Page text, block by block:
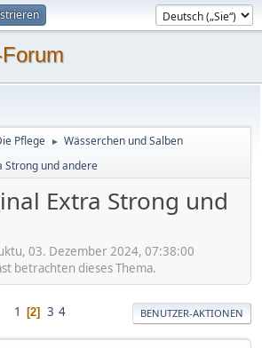
Pflege ► Wässerchen und Salben
Strong und andere
Extra Strong und
03. Dezember 2024, 07:38:00
betrachten dieses Thema.
1 2 3 4 BENUTZER-AKTIONEN